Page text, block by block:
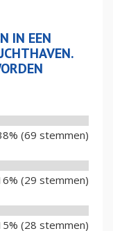
IN EEN
(69 stemmen)
(29 stemmen)
(28 stemmen)